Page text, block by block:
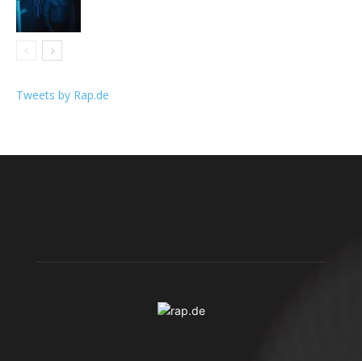
Tweets by Rap.de